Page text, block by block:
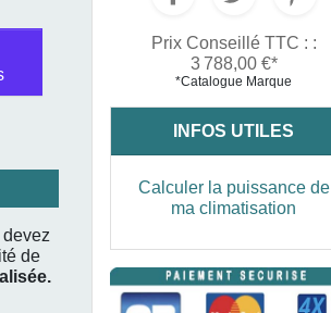
de
Prix Conseillé TTC : :
3 788,00 €*
*Catalogue Marque
INFOS UTILES
Calculer la puissance de
ma climatisation